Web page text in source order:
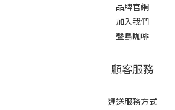
品牌官網
加入我們
聲島咖啡
顧客服務
運送服務方式